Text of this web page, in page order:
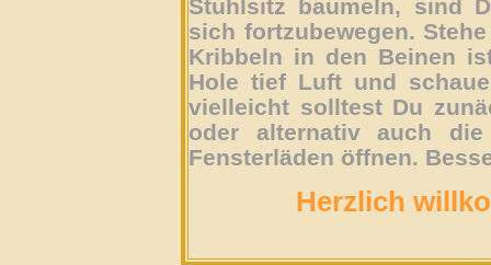
Stuhlsitz baumeln, sind
sich fortzubewegen.
Kribbeln in den Beinen
Hole tief Luft und
vielleicht solltest Du
oder alternativ auch
Fensterläden öffnen.
Herzlich